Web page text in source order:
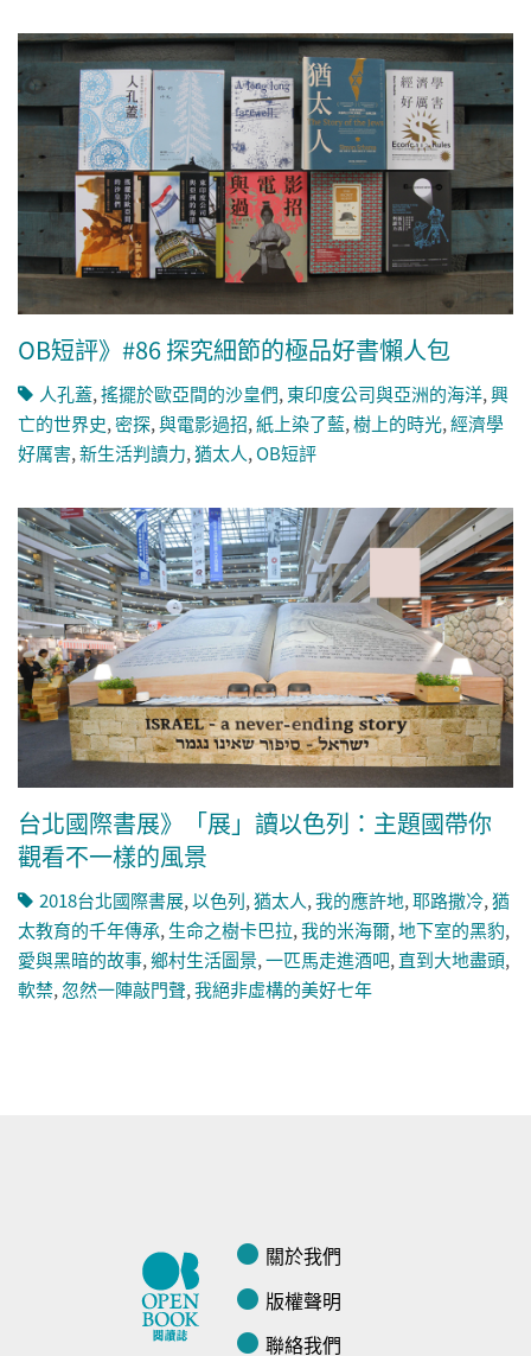
OB短評》#86 探究細節的極品好書懶人包
人孔蓋,搖擺於歐亞間的沙皇們, 東印度公司與亞洲的海洋,興
亡的世界史,密探,與電影過招,紙上染了藍,樹上的時光,經濟學
好厲害,新生活判讀力,猶太人,OB短評
台北國際書展》「展」讀以色列：主題國帶你
觀看不一樣的風景
​2018台北國際書展,以色列,猶太人,我的應許地,耶路撒冷,猶
太教育的千年傳承,生命之樹卡巴拉,我的米海爾,地下室的黑豹,
愛與黑暗的故事,鄉村生活圖景,一匹馬走進酒吧,直到大地盡頭,
軟禁,忽然一陣敲門聲,我絕非虛構的美好七年
關於我們
版權聲明
聯絡我們